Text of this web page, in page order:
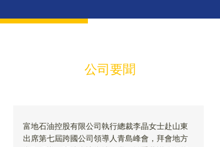
公司要聞
赴山東
會地方
英國富地石油控股有限公司邱達强主席出席
燃氣2026財年年會並致辭